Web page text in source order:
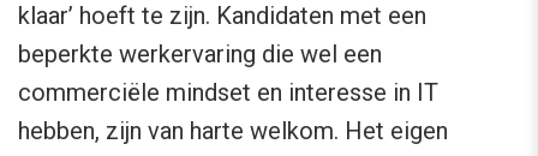
klaar’ hoeft te zijn. Kandidaten met een
beperkte werkervaring die wel een
commerciële mindset en interesse in IT
hebben, zijn van harte welkom. Het eigen